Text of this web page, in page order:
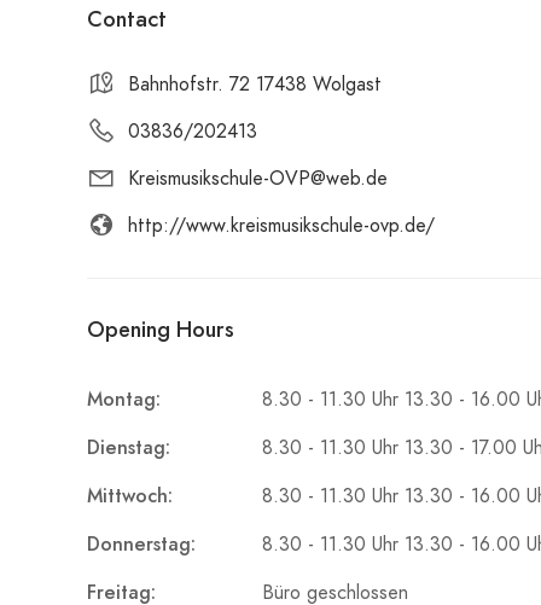
Contact
Bahnhofstr. 72 17438 Wolgast
03836/202413
Kreismusikschule-OVP@web.de
http://www.kreismusikschule-ovp.de/
Opening Hours
Montag: 8.30 - 11.30 Uhr 13.30 - 16.00
Dienstag: 8.30 - 11.30 Uhr 13.30 - 17.00
Mittwoch: 8.30 - 11.30 Uhr 13.30 - 16.00
Donnerstag: 8.30 - 11.30 Uhr 13.30 - 16.00
Freitag: Büro geschlossen